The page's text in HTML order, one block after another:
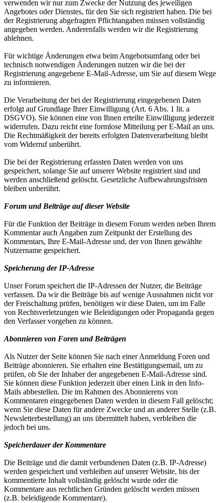
verwenden wir nur zum Zwecke der Nutzung des jeweiligen
Angebotes oder Dienstes, für den Sie sich registriert haben. Die bei
der Registrierung abgefragten Pflichtangaben müssen vollständig
angegeben werden. Anderenfalls werden wir die Registrierung
ablehnen.
Für wichtige Änderungen etwa beim Angebotsumfang oder bei
technisch notwendigen Änderungen nutzen wir die bei der
Registrierung angegebene E-Mail-Adresse, um Sie auf diesem Wege
zu informieren.
Die Verarbeitung der bei der Registrierung eingegebenen Daten
erfolgt auf Grundlage Ihrer Einwilligung (Art. 6 Abs. 1 lit. a
DSGVO). Sie können eine von Ihnen erteilte Einwilligung jederzeit
widerrufen. Dazu reicht eine formlose Mitteilung per E-Mail an uns.
Die Rechtmäßigkeit der bereits erfolgten Datenverarbeitung bleibt
vom Widerruf unberührt.
Die bei der Registrierung erfassten Daten werden von uns
gespeichert, solange Sie auf unserer Website registriert sind und
werden anschließend gelöscht. Gesetzliche Aufbewahrungsfristen
bleiben unberührt.
Forum und Beiträge auf dieser Website
Für die Funktion der Beiträge in diesem Forum werden neben Ihrem
Kommentar auch Angaben zum Zeitpunkt der Erstellung des
Kommentars, Ihre E-Mail-Adresse und, der von Ihnen gewählte
Nutzername gespeichert.
Speicherung der IP-Adresse
Unser Forum speichert die IP-Adressen der Nutzer, die Beiträge
verfassen. Da wir die Beiträge bis auf wenige Ausnahmen nicht vor
der Freischaltung prüfen, benötigen wir diese Daten, um im Falle
von Rechtsverletzungen wie Beleidigungen oder Propaganda gegen
den Verfasser vorgehen zu können.
Abonnieren von Foren und Beiträgen
Als Nutzer der Seite können Sie nach einer Anmeldung Foren und
Beiträge abonnieren. Sie erhalten eine Bestätigungsemail, um zu
prüfen, ob Sie der Inhaber der angegebenen E-Mail-Adresse sind.
Sie können diese Funktion jederzeit über einen Link in den Info-
Mails abbestellen. Die im Rahmen des Abonnierens von
Kommentaren eingegebenen Daten werden in diesem Fall gelöscht;
wenn Sie diese Daten für andere Zwecke und an anderer Stelle (z.B.
Newsletterbestellung) an uns übermittelt haben, verbleiben die
jedoch bei uns.
Speicherdauer der Kommentare
Die Beiträge und die damit verbundenen Daten (z.B. IP-Adresse)
werden gespeichert und verbleiben auf unserer Website, bis der
kommentierte Inhalt vollständig gelöscht wurde oder die
Kommentare aus rechtlichen Gründen gelöscht werden müssen
(z.B. beleidigende Kommentare).